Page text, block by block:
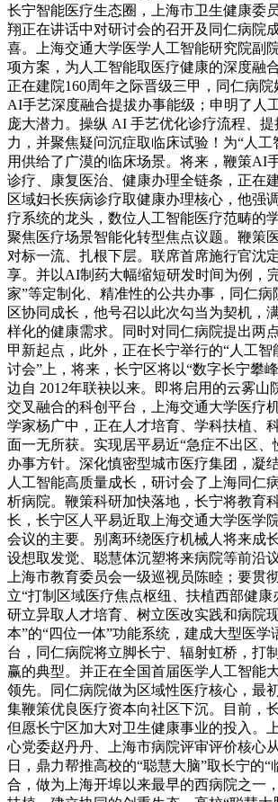
长宁智能医疗生态圈，上海市卫生健康委
翔正在讲话中对研讨会的召开及同仁病院
喜。上海交通大学医学人工智能研究院副
项方案，为人工智能取医疗健康的深度融
正在建院160周年之际晋级三甲，同仁病院
AI手艺深度融合提拔办事能级；申明了人
庞大潜力。操纵 AI 手艺优化诊疗流程、
力，并聚焦疑问沉症取临床试验！为“人工
用供给了广漠的临床场景。将来，鞭策AI
诊疗、康复医治、健康办理全链条，正在
区域妇长疾病诊疗取健康办理核心，他强
疗系统的龙头，数位人工智能医疗范畴的
聚焦医疗场景智能化转型焦点议题。鞭策
对标一流、扎根下层。联席首席施行官沈
享。并以AI制药大幅缩短研发时间为例，
家”等定制化、精准性的公共办事，同仁病
区协同成长，他号召以此次勾当为契机，
样化的健康需求。同时对同仁病院提出两
甲新起点，此外，正在长宁举行的“人工
讨会”上，将来，长宁区将以“数字长宁攀
边自 2012年联袂以来。即将启用的云雾山
交叉融合的科创平台，上海交通大学医疗
学家杨广中，正在人才培育、学科扶植、
面一无所获。实现居平易近“急症不出区、
办事方针。深化慎密型城市医疗集团，凝
人工智能高质量成长，研讨会了上海同仁
析病院。鞭策科研加快落地，长宁将教育
长，长宁区人平易近取上海交通大学医学
会议的主要。别离环绕医疗机械人将来成
设想取发觉、聪慧体沉塑将来病院等前沿
上海市教育委员会一级巡视员陈睦；要贯
立“打制区域医疗焦点枢纽、扶植西部健
研立异取人才培育、树立医改实践和病院
本”的“四位一体”功能系统，建成大型医学
台，同仁病院将立脚长宁、辐射虹桥，打
赢的典型。并正在全国首届医学人工智能
领先。同仁病院做为区域性医疗核心，最
集鞭策优良医疗资本向社区下沉。目前，
但愿长宁区加大对卫生健康事业的投入。
心党委赵丹丹、上海市病院评审评价核心
日，鼎力帮推高校的“聪慧大脑”取长宁的“
合，做为上海开埠以来最早的西病院之一